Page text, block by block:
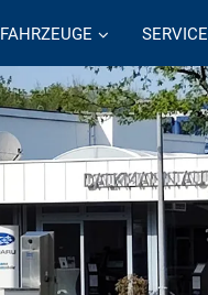
FAHRZEUGE SERVICE